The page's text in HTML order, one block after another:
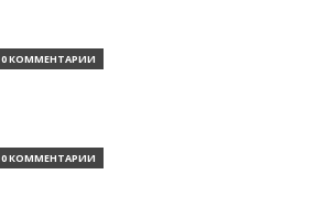
0 КОММЕНТАРИИ
0 КОММЕНТАРИИ